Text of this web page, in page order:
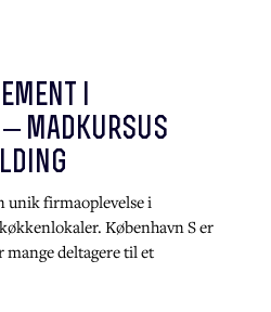
i
madkursus
unik firmaoplevelse i
København S er
mange deltagere til et